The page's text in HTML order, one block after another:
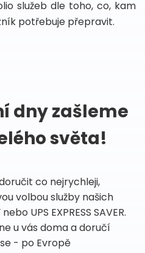
služeb dle toho, co, kam
potřebuje přepravit.
dny zašleme
světa!
co nejrychleji,
volbou služby našich
UPS EXPRESS SAVER.
u vás doma a doručí
- po Evropě